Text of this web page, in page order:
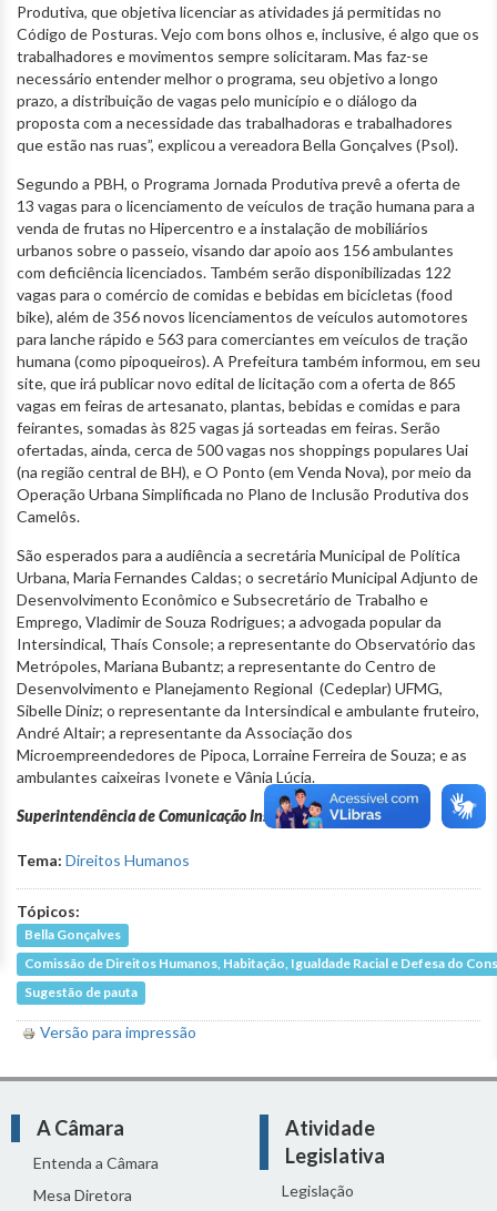
Produtiva, que objetiva licenciar as atividades já permitidas no
Código de Posturas. Vejo com bons olhos e, inclusive, é algo que os
trabalhadores e movimentos sempre solicitaram. Mas faz-se
necessário entender melhor o programa, seu objetivo a longo
prazo, a distribuição de vagas pelo município e o diálogo da
proposta com a necessidade das trabalhadoras e trabalhadores
que estão nas ruas”, explicou a vereadora Bella Gonçalves (Psol).
Segundo a PBH, o Programa Jornada Produtiva prevê a oferta de
13 vagas para o licenciamento de veículos de tração humana para a
venda de frutas no Hipercentro e a instalação de mobiliários
urbanos sobre o passeio, visando dar apoio aos 156 ambulantes
com deficiência licenciados. Também serão disponibilizadas 122
vagas para o comércio de comidas e bebidas em bicicletas (food
bike), além de 356 novos licenciamentos de veículos automotores
para lanche rápido e 563 para comerciantes em veículos de tração
humana (como pipoqueiros). A Prefeitura também informou, em seu
site, que irá publicar novo edital de licitação com a oferta de 865
vagas em feiras de artesanato, plantas, bebidas e comidas e para
feirantes, somadas às 825 vagas já sorteadas em feiras. Serão
ofertadas, ainda, cerca de 500 vagas nos shoppings populares Uai
(na região central de BH), e O Ponto (em Venda Nova), por meio da
Operação Urbana Simplificada no Plano de Inclusão Produtiva dos
Camelôs.
São esperados para a audiência a secretária Municipal de Política
Urbana, Maria Fernandes Caldas; o secretário Municipal Adjunto de
Desenvolvimento Econômico e Subsecretário de Trabalho e
Emprego, Vladimir de Souza Rodrigues; a advogada popular da
Intersindical, Thaís Console; a representante do Observatório das
Metrópoles, Mariana Bubantz; a representante do Centro de
Desenvolvimento e Planejamento Regional (Cedeplar) UFMG,
Sibelle Diniz; o representante da Intersindical e ambulante fruteiro,
André Altair; a representante da Associação dos
Microempreendedores de Pipoca, Lorraine Ferreira de Souza; e as
ambulantes caixeiras Ivonete e Vânia Lúcia.
Superintendência de Comunicação Institucional
Tema: Direitos Humanos
Tópicos:
Bella Gonçalves
Comissão de Direitos Humanos, Habitação, Igualdade Racial e Defesa do
Sugestão de pauta
Versão para impressão
A Câmara
Entenda a Câmara
Mesa Diretora
Atividade
Legislativa
Legislação